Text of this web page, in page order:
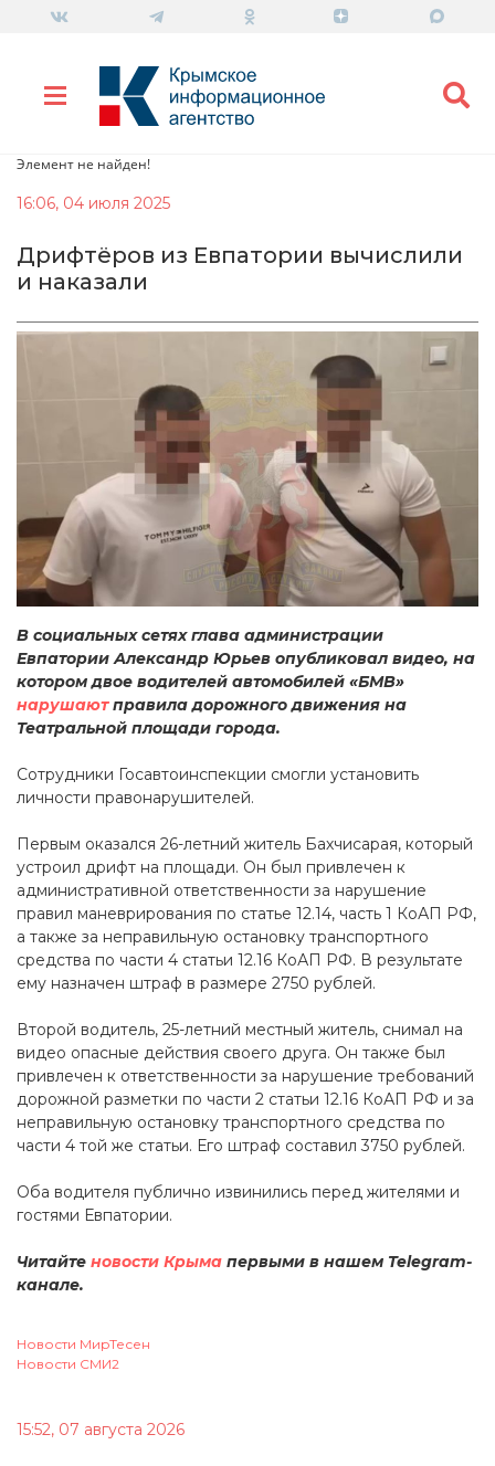
Элемент не найден!
16:06, 04 июля 2025
Дрифтёров из Евпатории вычислили
и наказали
В социальных сетях глава администрации
Евпатории Александр Юрьев опубликовал видео, на
котором двое водителей автомобилей «БМВ»
нарушаютправила дорожного движения на
Театральной площади города.
Сотрудники Госавтоинспекции смогли установить
личности правонарушителей.
Первым оказался 26-летний житель Бахчисарая, который
устроил дрифт на площади. Он был привлечен к
административной ответственности за нарушение
правил маневрирования по статье 12.14, часть 1 КоАП РФ,
а также за неправильную остановку транспортного
средства по части 4 статьи 12.16 КоАП РФ. В результате
ему назначен штраф в размере 2750 рублей.
Второй водитель, 25-летний местный житель, снимал на
видео опасные действия своего друга. Он также был
привлечен к ответственности за нарушение требований
дорожной разметки по части 2 статьи 12.16 КоАП РФ и за
неправильную остановку транспортного средства по
части 4 той же статьи. Его штраф составил 3750 рублей.
Оба водителя публично извинились перед жителями и
гостями Евпатории.
Читайте новости Крыма первыми в нашем Telegram-
канале.
Новости МирТесен
Новости СМИ2
15:52, 07 августа 2026